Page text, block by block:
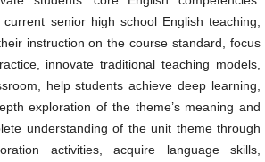
senior high school English teaching,
instruction on the course standard, focus
innovate traditional teaching models,
help students achieve deep learning,
exploration of the theme’s meaning and
understanding of the unit theme through
activities, acquire language skills,